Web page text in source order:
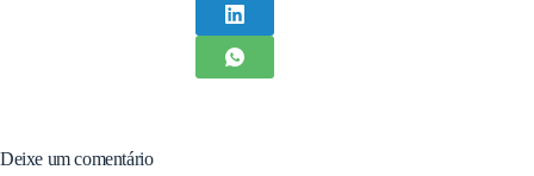
Deixe um comentário